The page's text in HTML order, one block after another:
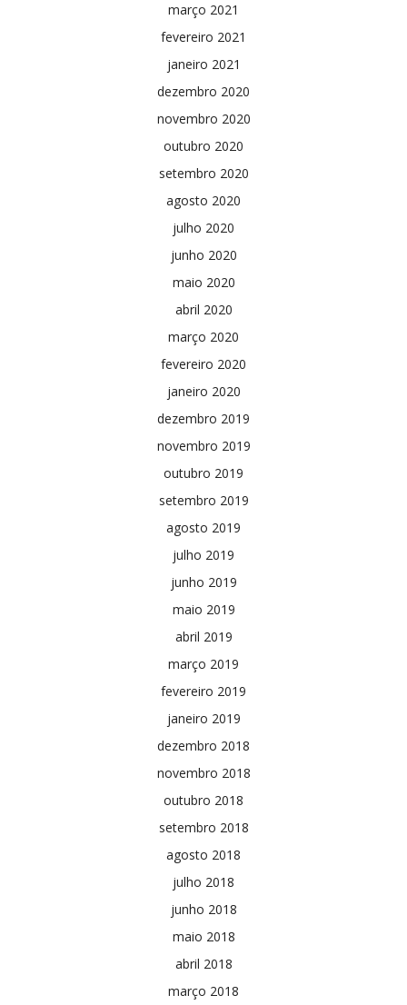
março 2021
fevereiro 2021
janeiro 2021
dezembro 2020
novembro 2020
outubro 2020
setembro 2020
agosto 2020
julho 2020
junho 2020
maio 2020
abril 2020
março 2020
fevereiro 2020
janeiro 2020
dezembro 2019
novembro 2019
outubro 2019
setembro 2019
agosto 2019
julho 2019
junho 2019
maio 2019
abril 2019
março 2019
fevereiro 2019
janeiro 2019
dezembro 2018
novembro 2018
outubro 2018
setembro 2018
agosto 2018
julho 2018
junho 2018
maio 2018
abril 2018
março 2018